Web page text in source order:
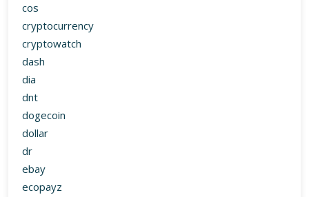
cos
cryptocurrency
cryptowatch
dash
dia
dnt
dogecoin
dollar
dr
ebay
ecopayz